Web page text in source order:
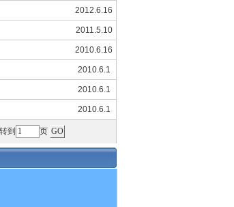
2012.6.16
2011.5.10
2010.6.16
2010.6.1
2010.6.1
2010.6.1
到 页